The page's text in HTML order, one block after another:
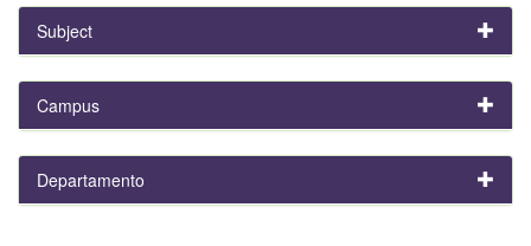
Subject
Campus
Departamento